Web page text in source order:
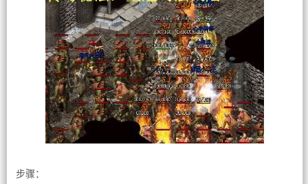
步骤：